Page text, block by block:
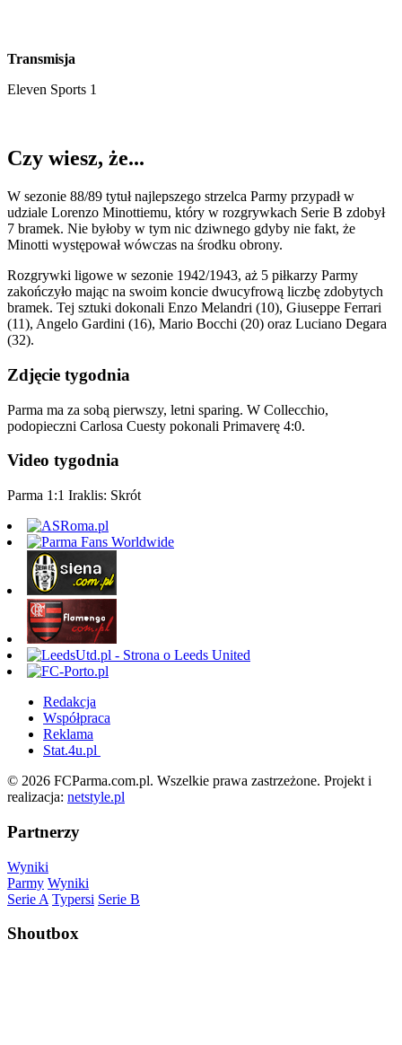
Transmisja
Eleven Sports 1
Czy wiesz, że...
W sezonie 88/89 tytuł najlepszego strzelca Parmy przypadł w
udziale Lorenzo Minottiemu, który w rozgrywkach Serie B zdobył
7 bramek. Nie byłoby w tym nic dziwnego gdyby nie fakt, że
Minotti występował wówczas na środku obrony.
Rozgrywki ligowe w sezonie 1942/1943, aż 5 piłkarzy Parmy
zakończyło mając na swoim koncie dwucyfrową liczbę zdobytych
bramek. Tej sztuki dokonali Enzo Melandri (10), Giuseppe Ferrari
(11), Angelo Gardini (16), Mario Bocchi (20) oraz Luciano Degara
(32).
Zdjęcie tygodnia
Parma ma za sobą pierwszy, letni sparing. W Collecchio,
podopieczni Carlosa Cuesty pokonali Primaverę 4:0.
Video tygodnia
Parma 1:1 Iraklis: Skrót
Redakcja
Współpraca
Reklama
Stat.4u.pl
© 2026 FCParma.com.pl. Wszelkie prawa zastrzeżone. Projekt i
realizacja: netstyle.pl
Partnerzy
Wyniki
Parmy Wyniki
Serie A Typersi Serie B
Shoutbox